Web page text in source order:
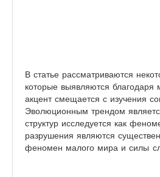
В статье рассматриваются
которые выявляются благодаря
акцент смещается с изучения
Эволюционным трендом
структур исследуется как
разрушения являются
феномен малого мира и силы